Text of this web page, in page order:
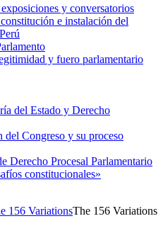
y conversatorios
e instalación del
y fuero parlamentario
del Estado y Derecho
Congreso y su proceso
Derecho Procesal Parlamentario
constitucionales»
156 VariationsThe 156 Variations